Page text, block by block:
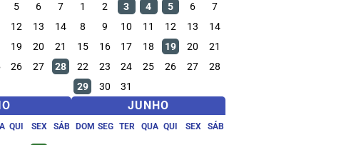
5 6
7
12 13
14
19 20
21
26 27 28
1 2 3 4 5 6
7
8
9 10 11 12 13
14
15
16 17 18 19 20
21
22
23 24 25 26 27
28
29
30 31
QUI SEX SÁB
JUNHO
DOM SEG TER QUA QUI SEX SÁB